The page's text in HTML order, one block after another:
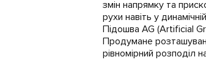
змін напрямку та
рухи навіть у
Підошва AG (Artificial
Продумане
рівномірний розподіл